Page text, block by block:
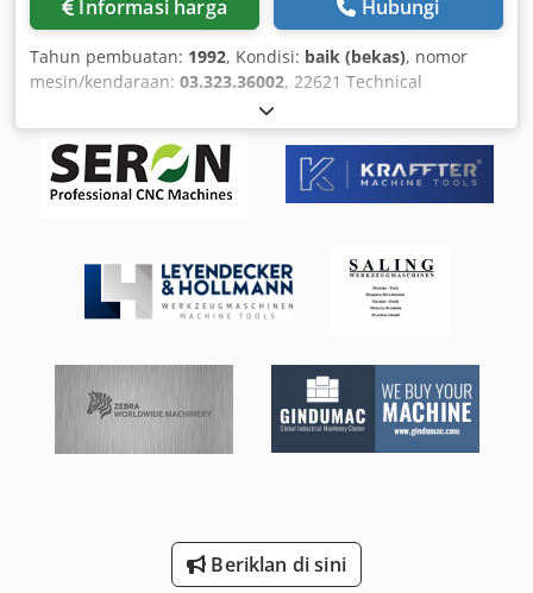
Informasi harga Hubungi
Tahun pembuatan: 1992, Kondisi: baik (bekas), nomor
mesin/kendaraan: 03.323.36002, 22621 Technical
Specifications: - Maximum working length: 3500 mm -
Frame gap/Distance between uprights: 3050 mm -
Maximum pressing force: 2000 kN - Distance table/ram
(max.): 480 mm - Throat depth: 260 mm - Ram stroke
approx.: 300 mm - Stroke speeds: - Downward rapid
Pressing speed (downward, max.): 10 mm/sec - Total drive
power: 25 kW - Installation dimensions (approx.): W 4500 x
H 3150 x D 2100 mm Dodpfoip Nikox Akbeck - Weight
controlled backgauge with height adjustment, 5 - 1000 mm
- Hydraulic tool clamping - Top tool and universal die -
Sheet supports - Two-hand control console
Beriklan di sini